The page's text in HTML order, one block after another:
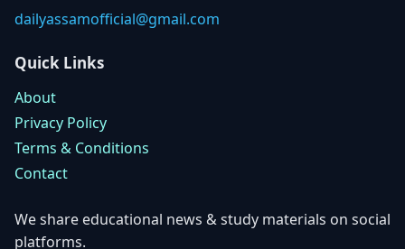
dailyassamofficial@gmail.com
Quick Links
About
Privacy Policy
Terms & Conditions
Contact
We share educational news & study materials on social
platforms.